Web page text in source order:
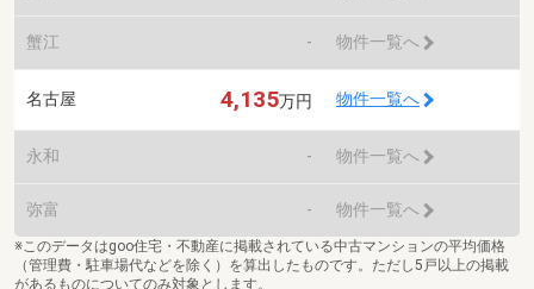
蟹江 - 物件一覧へ
名古屋 4,135万円 物件一覧へ
永和 - 物件一覧へ
弥富 - 物件一覧へ
※このデータはgoo住宅・不動産に掲載されている中古マンションの平均価格
（管理費・駐車場代などを除く）を算出したものです。ただし5戸以上の掲載
があるものについてのみ対象とします。